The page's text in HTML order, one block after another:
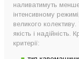
наливатимуть
інтенсивному
великого
якість і надійність.
критерії: